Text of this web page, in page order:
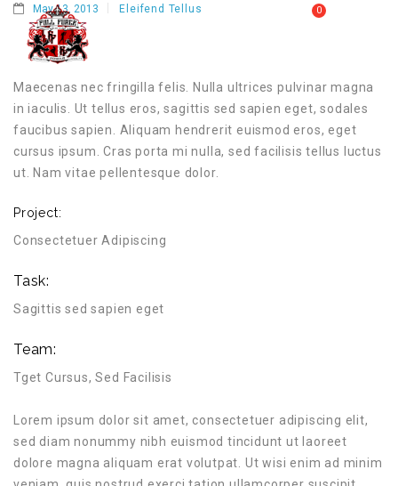
0
May 13, 2013 Eleifend Tellus
Maecenas nec fringilla felis. Nulla ultrices pulvinar magna
in iaculis. Ut tellus eros, sagittis sed sapien eget, sodales
faucibus sapien. Aliquam hendrerit euismod eros, eget
cursus ipsum. Cras porta mi nulla, sed facilisis tellus luctus
ut. Nam vitae pellentesque dolor.
Project:
Consectetuer Adipiscing
Task:
Sagittis sed sapien eget
Team:
Tget Cursus, Sed Facilisis
Lorem ipsum dolor sit amet, consectetuer adipiscing elit,
sed diam nonummy nibh euismod tincidunt ut laoreet
dolore magna aliquam erat volutpat. Ut wisi enim ad minim